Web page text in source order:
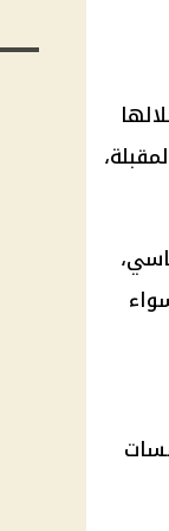
2026، ضمن منافسات